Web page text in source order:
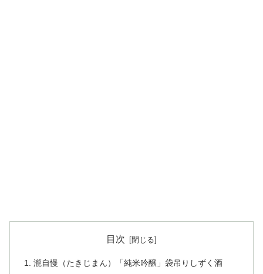
目次
瀧自慢（たきじまん）「純米吟醸」袋吊りしずく酒